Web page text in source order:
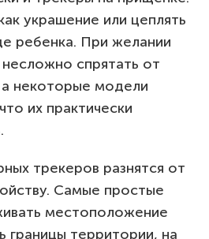
украшение или цеплять
ребенка. При желании
спрятать от
а некоторые модели
их практически
трекеров разнятся от
Самые простые
местоположение
границы территории, на